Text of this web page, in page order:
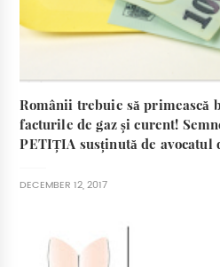
Românii trebuie să primească
facturile de gaz și curent!
PETIȚIA susținută de avocatul
DECEMBER 12, 2017